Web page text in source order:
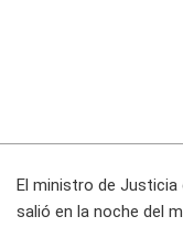
El ministro de Justicia
salió en la noche del